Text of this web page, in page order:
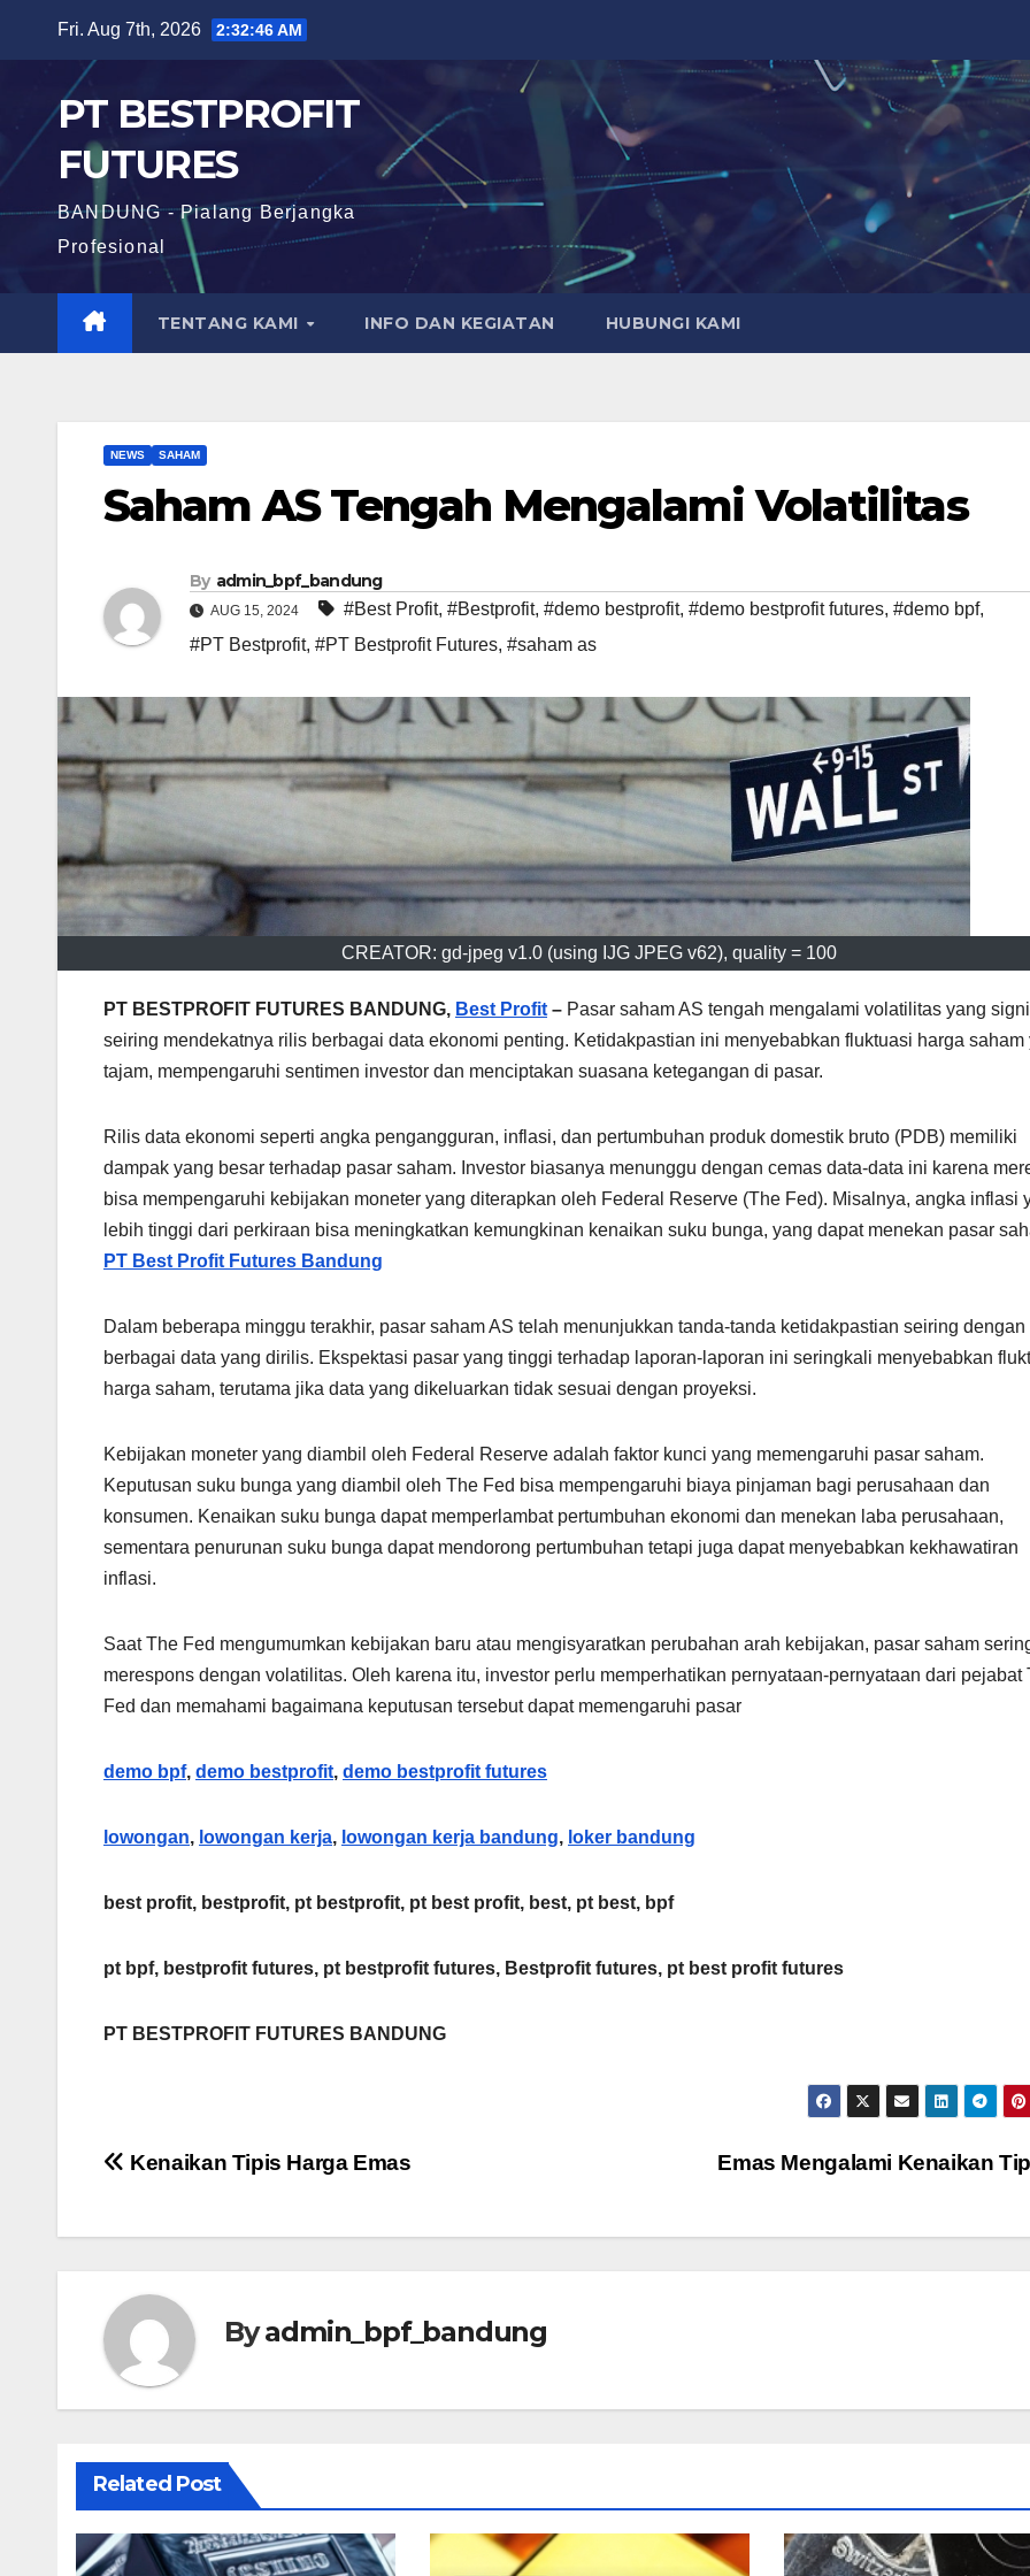
Fri. Aug 7th, 2026 2:32:47 AM
PT BESTPROFIT
FUTURES
BANDUNG - Pialang Berjangka
Profesional
TENTANG KAMI INFO DAN KEGIATAN HUBUNGI KAMI
NEWS SAHAM
Saham AS Tengah Mengalami Volatilitas
By admin_bpf_bandung
AUG 15, 2024 #Best Profit, #Bestprofit, #demo bestprofit, #demo bestprofit futures, #demo bpf,
#PT Bestprofit, #PT Bestprofit Futures, #saham as
CREATOR: gd-jpeg v1.0 (using IJG JPEG v62), quality = 100
PT BESTPROFIT FUTURES BANDUNG, Best Profit – Pasar saham AS tengah mengalami volatilitas yang
seiring mendekatnya rilis berbagai data ekonomi penting. Ketidakpastian ini menyebabkan fluktuasi harga saham
tajam, mempengaruhi sentimen investor dan menciptakan suasana ketegangan di pasar.
Rilis data ekonomi seperti angka pengangguran, inflasi, dan pertumbuhan produk domestik bruto (PDB) memiliki
dampak yang besar terhadap pasar saham. Investor biasanya menunggu dengan cemas data-data ini karena
bisa mempengaruhi kebijakan moneter yang diterapkan oleh Federal Reserve (The Fed). Misalnya, angka inflasi
lebih tinggi dari perkiraan bisa meningkatkan kemungkinan kenaikan suku bunga, yang dapat menekan pasar
PT Best Profit Futures Bandung
Dalam beberapa minggu terakhir, pasar saham AS telah menunjukkan tanda-tanda ketidakpastian seiring dengan
berbagai data yang dirilis. Ekspektasi pasar yang tinggi terhadap laporan-laporan ini seringkali menyebabkan
harga saham, terutama jika data yang dikeluarkan tidak sesuai dengan proyeksi.
Kebijakan moneter yang diambil oleh Federal Reserve adalah faktor kunci yang memengaruhi pasar saham.
Keputusan suku bunga yang diambil oleh The Fed bisa mempengaruhi biaya pinjaman bagi perusahaan dan
konsumen. Kenaikan suku bunga dapat memperlambat pertumbuhan ekonomi dan menekan laba perusahaan,
sementara penurunan suku bunga dapat mendorong pertumbuhan tetapi juga dapat menyebabkan kekhawatiran
inflasi.
Saat The Fed mengumumkan kebijakan baru atau mengisyaratkan perubahan arah kebijakan, pasar saham
merespons dengan volatilitas. Oleh karena itu, investor perlu memperhatikan pernyataan-pernyataan dari pejabat
Fed dan memahami bagaimana keputusan tersebut dapat memengaruhi pasar
demo bpf, demo bestprofit, demo bestprofit futures
lowongan, lowongan kerja, lowongan kerja bandung, loker bandung
best profit, bestprofit, pt bestprofit, pt best profit, best, pt best, bpf
pt bpf, bestprofit futures, pt bestprofit futures, Bestprofit futures, pt best profit futures
PT BESTPROFIT FUTURES BANDUNG
Post
Emas Mengalami Kenaikan
Kenaikan Tipis Harga Emas
Byadmin_bpf_bandung
Related Post